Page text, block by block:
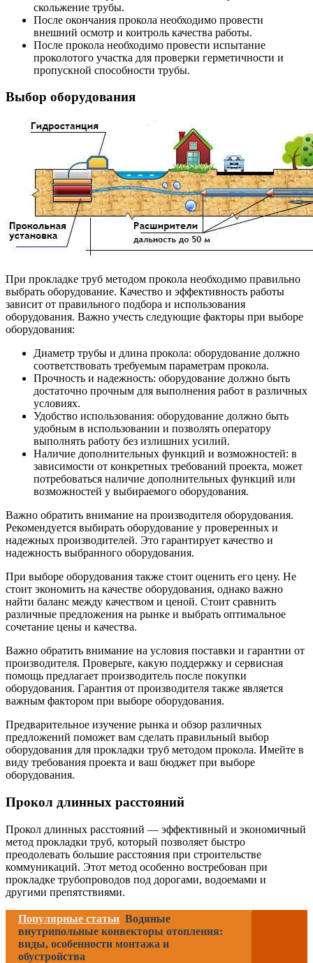
скольжение трубы.
После окончания прокола необходимо провести
внешний осмотр и контроль качества работы.
После прокола необходимо провести испытание
проколотого участка для проверки герметичности и
пропускной способности трубы.
Выбор оборудования
При прокладке труб методом прокола необходимо правильно
выбрать оборудование. Качество и эффективность работы
зависит от правильного подбора и использования
оборудования. Важно учесть следующие факторы при выборе
оборудования:
Диаметр трубы и длина прокола: оборудование должно
соответствовать требуемым параметрам прокола.
Прочность и надежность: оборудование должно быть
достаточно прочным для выполнения работ в различных
условиях.
Удобство использования: оборудование должно быть
удобным в использовании и позволять оператору
выполнять работу без излишних усилий.
Наличие дополнительных функций и возможностей: в
зависимости от конкретных требований проекта, может
потребоваться наличие дополнительных функций или
возможностей у выбираемого оборудования.
Важно обратить внимание на производителя оборудования.
Рекомендуется выбирать оборудование у проверенных и
надежных производителей. Это гарантирует качество и
надежность выбранного оборудования.
При выборе оборудования также стоит оценить его цену. Не
стоит экономить на качестве оборудования, однако важно
найти баланс между качеством и ценой. Стоит сравнить
различные предложения на рынке и выбрать оптимальное
сочетание цены и качества.
Важно обратить внимание на условия поставки и гарантии от
производителя. Проверьте, какую поддержку и сервисная
помощь предлагает производитель после покупки
оборудования. Гарантия от производителя также является
важным фактором при выборе оборудования.
Предварительное изучение рынка и обзор различных
предложений поможет вам сделать правильный выбор
оборудования для прокладки труб методом прокола. Имейте в
виду требования проекта и ваш бюджет при выборе
оборудования.
Прокол длинных расстояний
Прокол длинных расстояний — эффективный и экономичный
метод прокладки труб, который позволяет быстро
преодолевать большие расстояния при строительстве
коммуникаций. Этот метод особенно востребован при
прокладке трубопроводов под дорогами, водоемами и
другими препятствиями.
Популярные статьи Водяные
внутрипольные конвекторы отопления:
виды, особенности монтажа и
обустройства